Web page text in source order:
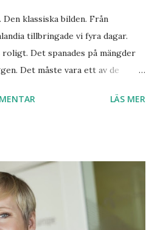
klassiska bilden. Från
tillbringade vi fyra dagar.
Det spanades på mängder
Det måste vara ett av de
plötsligt tjusningen med
Äntligen! Vad vi ska åka! Det
för små barn och för
Så alla fick sin beskärda del. Det
området. Lilla O såg den. Tre
LÄS MER